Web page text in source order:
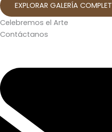
EXPLORAR GALERÍA
Celebremos el Arte
Contáctanos